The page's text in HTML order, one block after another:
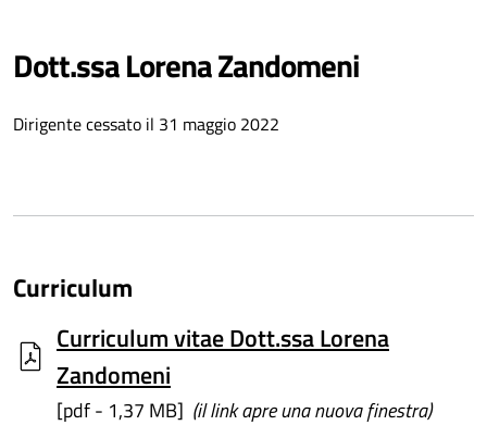
Dott.ssa Lorena Zandomeni
Dirigente cessato il 31 maggio 2022
Curriculum
Curriculum vitae Dott.ssa Lorena
Zandomeni
[pdf - 1,37 MB] (il link apre una nuova finestra)